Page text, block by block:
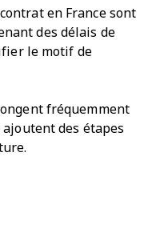
en France sont
des délais de
le motif de
fréquemment
ajoutent des étapes